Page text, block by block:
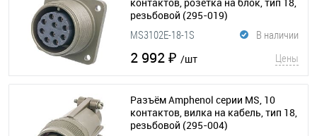
резьбовой (295-019)
В наличии
MS3102E-18-1S
2 992 ₽ /шт Цены
Разъём Amphenol серии MS, 10
контактов, вилка на кабель, тип 18,
резьбовой (295-004)